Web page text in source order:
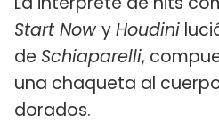
Start NowyHoudini
de Schiaparelli,
una chaqueta al
dorados.